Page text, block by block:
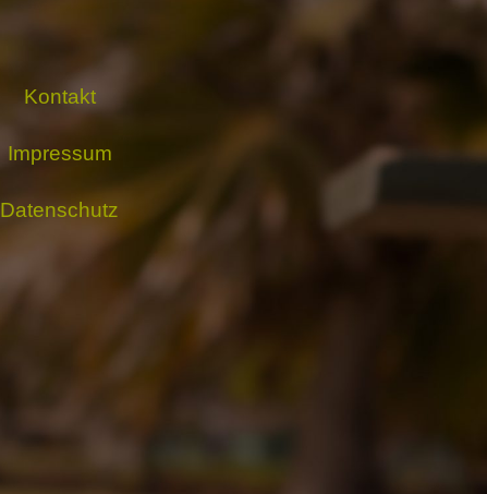
Kontakt
Impressum
Datenschutz